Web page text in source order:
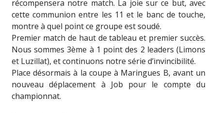
récompensera notre match. La joie sur ce but, avec
cette communion entre les 11 et le banc de touche,
montre à quel point ce groupe est soudé.
Premier match de haut de tableau et premier succès.
Nous sommes 3ème à 1 point des 2 leaders (Limons
et Luzillat), et continuons notre série d’invincibilité.
Place désormais à la coupe à Maringues B, avant un
nouveau déplacement à Job pour le compte du
championnat.